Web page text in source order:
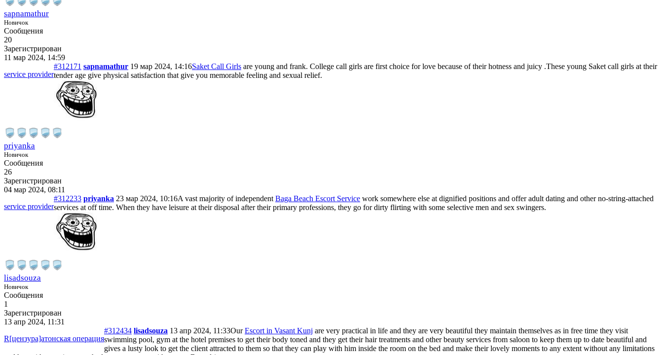
sapnamathur
Новичок
Сообщения
20
Зарегистрирован
11 мар 2024, 14:59
service provider
#312171 sapnamathur 19 мар 2024, 14:16Saket Call Girls are young and frank. College call girls are first choice for love because of their hotness and juicy .These young Saket call girls at their
tender age give physical satisfaction that give you memorable feeling and sexual relief.
priyanka
Новичок
Сообщения
26
Зарегистрирован
04 мар 2024, 08:11
service provider
#312233 priyanka 23 мар 2024, 10:16A vast majority of independent Baga Beach Escort Service work somewhere else at dignified positions and offer adult dating and other no-string-attached
services at off time. When they have leisure at their disposal after their primary professions, they go for dirty flirting with some selective men and sex swingers.
lisadsouza
Новичок
Сообщения
1
Зарегистрирован
13 апр 2024, 11:31
R[цензура]атонская операция
#312434 lisadsouza 13 апр 2024, 11:33OurEscort in Vasant Kunj are very practical in life and they are very beautiful they maintain themselves as in free time they visit
swimming pool, gym at the hotel premises to get their body toned and they get their hair treatments and other beauty services from saloon to keep them up to date beautiful and
gives a lusty look to get the client attracted to them so that they can play with him inside the room on the bed and make their lovely moments to any extent without any limitations